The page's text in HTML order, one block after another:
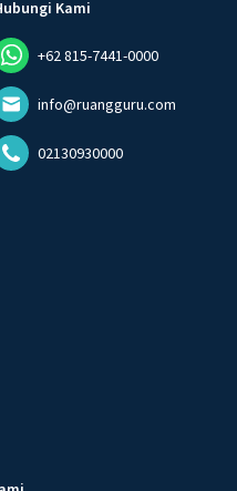
Kami
+62 815-7441-0000
info@ruangguru.com
02130930000